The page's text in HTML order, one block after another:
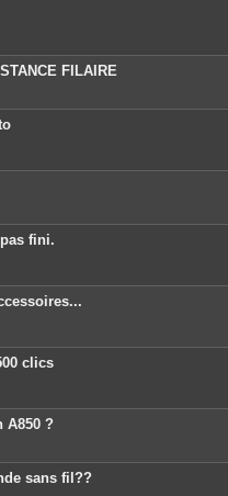
FILAIRE
fini.
clics
A850 ?
sans fil??